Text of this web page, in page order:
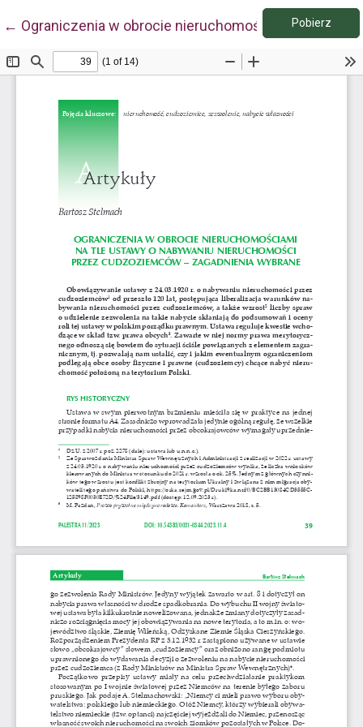
← Wróć do szczegółów artykułu
Ograniczenia w obrocie nieruchomościami na tle
Pobierz